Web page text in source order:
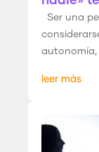
Ser una
autonomía,
leer más